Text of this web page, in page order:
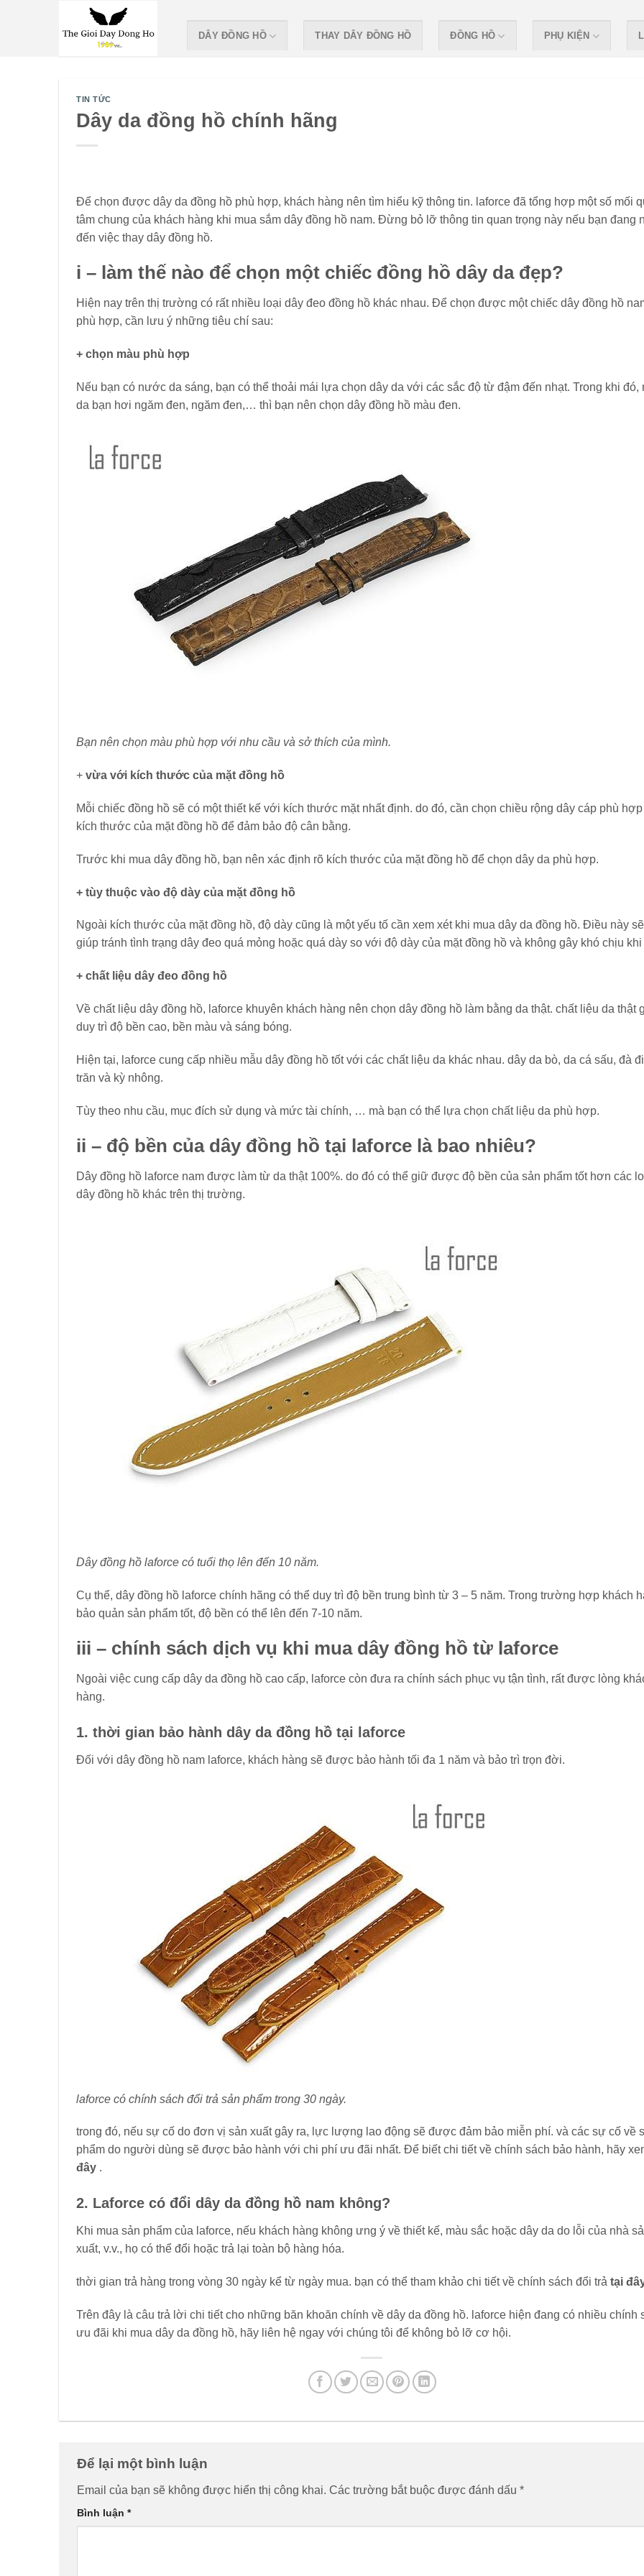
DÂY ĐỒNG HỒ THAY DÂY ĐỒNG HỒ ĐỒNG HỒ PHỤ KIỆN
TIN TỨC
Dây da đồng hồ chính hãng
Để chọn được dây da đồng hồ phù hợp, khách hàng nên tìm hiểu kỹ thông tin. laforce đã tổng hợp một số mối
tâm chung của khách hàng khi mua sắm dây đồng hồ nam. Đừng bỏ lỡ thông tin quan trọng này nếu bạn đang
đến việc thay dây đồng hồ.
i – làm thế nào để chọn một chiếc đồng hồ dây da đẹp?
Hiện nay trên thị trường có rất nhiều loại dây đeo đồng hồ khác nhau. Để chọn được một chiếc dây đồng hồ
phù hợp, cần lưu ý những tiêu chí sau:
+ chọn màu phù hợp
Nếu bạn có nước da sáng, bạn có thể thoải mái lựa chọn dây da với các sắc độ từ đậm đến nhạt. Trong khi đó,
da bạn hơi ngăm đen, ngăm đen,… thì bạn nên chọn dây đồng hồ màu đen.
Bạn nên chọn màu phù hợp với nhu cầu và sở thích của mình.
+ vừa với kích thước của mặt đồng hồ
Mỗi chiếc đồng hồ sẽ có một thiết kế với kích thước mặt nhất định. do đó, cần chọn chiều rộng dây cáp phù
kích thước của mặt đồng hồ để đảm bảo độ cân bằng.
Trước khi mua dây đồng hồ, bạn nên xác định rõ kích thước của mặt đồng hồ để chọn dây da phù hợp.
+ tùy thuộc vào độ dày của mặt đồng hồ
Ngoài kích thước của mặt đồng hồ, độ dày cũng là một yếu tố cần xem xét khi mua dây da đồng hồ. Điều này sẽ
giúp tránh tình trạng dây đeo quá mỏng hoặc quá dày so với độ dày của mặt đồng hồ và không gây khó chịu khi
+ chất liệu dây đeo đồng hồ
Về chất liệu dây đồng hồ, laforce khuyên khách hàng nên chọn dây đồng hồ làm bằng da thật. chất liệu da thật
duy trì độ bền cao, bền màu và sáng bóng.
Hiện tại, laforce cung cấp nhiều mẫu dây đồng hồ tốt với các chất liệu da khác nhau. dây da bò, da cá sấu, đà
trăn và kỳ nhông.
Tùy theo nhu cầu, mục đích sử dụng và mức tài chính, … mà bạn có thể lựa chọn chất liệu da phù hợp.
ii – độ bền của dây đồng hồ tại laforce là bao nhiêu?
Dây đồng hồ laforce nam được làm từ da thật 100%. do đó có thể giữ được độ bền của sản phẩm tốt hơn các
dây đồng hồ khác trên thị trường.
Dây đồng hồ laforce có tuổi thọ lên đến 10 năm.
Cụ thể, dây đồng hồ laforce chính hãng có thể duy trì độ bền trung bình từ 3 – 5 năm. Trong trường hợp khách
bảo quản sản phẩm tốt, độ bền có thể lên đến 7-10 năm.
iii – chính sách dịch vụ khi mua dây đồng hồ từ laforce
Ngoài việc cung cấp dây da đồng hồ cao cấp, laforce còn đưa ra chính sách phục vụ tận tình, rất được lòng
hàng.
1. thời gian bảo hành dây da đồng hồ tại laforce
Đối với dây đồng hồ nam laforce, khách hàng sẽ được bảo hành tối đa 1 năm và bảo trì trọn đời.
laforce có chính sách đổi trả sản phẩm trong 30 ngày.
trong đó, nếu sự cố do đơn vị sản xuất gây ra, lực lượng lao động sẽ được đảm bảo miễn phí. và các sự cố về
phẩm do người dùng sẽ được bảo hành với chi phí ưu đãi nhất. Để biết chi tiết về chính sách bảo hành, hãy
đây .
2. Laforce có đổi dây da đồng hồ nam không?
Khi mua sản phẩm của laforce, nếu khách hàng không ưng ý về thiết kế, màu sắc hoặc dây da do lỗi của nhà
xuất, v.v., họ có thể đổi hoặc trả lại toàn bộ hàng hóa.
thời gian trả hàng trong vòng 30 ngày kể từ ngày mua. bạn có thể tham khảo chi tiết về chính sách đổi trả tại
Trên đây là câu trả lời chi tiết cho những băn khoăn chính về dây da đồng hồ. laforce hiện đang có nhiều chính
ưu đãi khi mua dây da đồng hồ, hãy liên hệ ngay với chúng tôi để không bỏ lỡ cơ hội.
Để lại một bình luận
Email của bạn sẽ không được hiển thị công khai. Các trường bắt buộc được đánh dấu *
Bình luận *